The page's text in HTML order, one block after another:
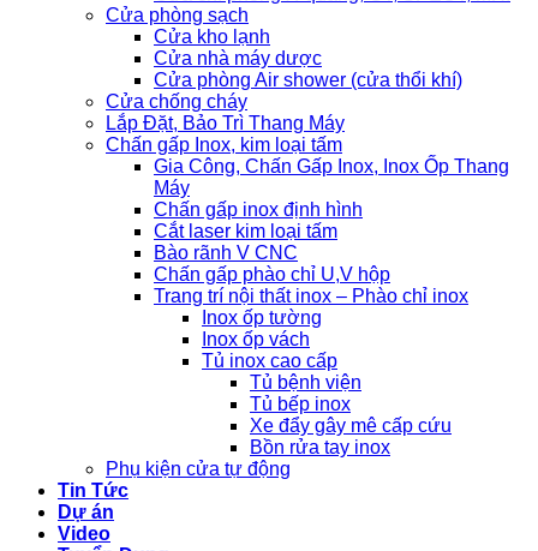
Cửa phòng sạch
Cửa kho lạnh
Cửa nhà máy dược
Cửa phòng Air shower (cửa thổi khí)
Cửa chống cháy
Lắp Đặt, Bảo Trì Thang Máy
Chấn gấp Inox, kim loại tấm
Gia Công, Chấn Gấp Inox, Inox Ốp Thang
Máy
Chấn gấp inox định hình
Cắt laser kim loại tấm
Bào rãnh V CNC
Chấn gấp phào chỉ U,V hộp
Trang trí nội thất inox – Phào chỉ inox
Inox ốp tường
Inox ốp vách
Tủ inox cao cấp
Tủ bệnh viện
Tủ bếp inox
Xe đẩy gây mê cấp cứu
Bồn rửa tay inox
Phụ kiện cửa tự động
Tin Tức
Dự án
Video